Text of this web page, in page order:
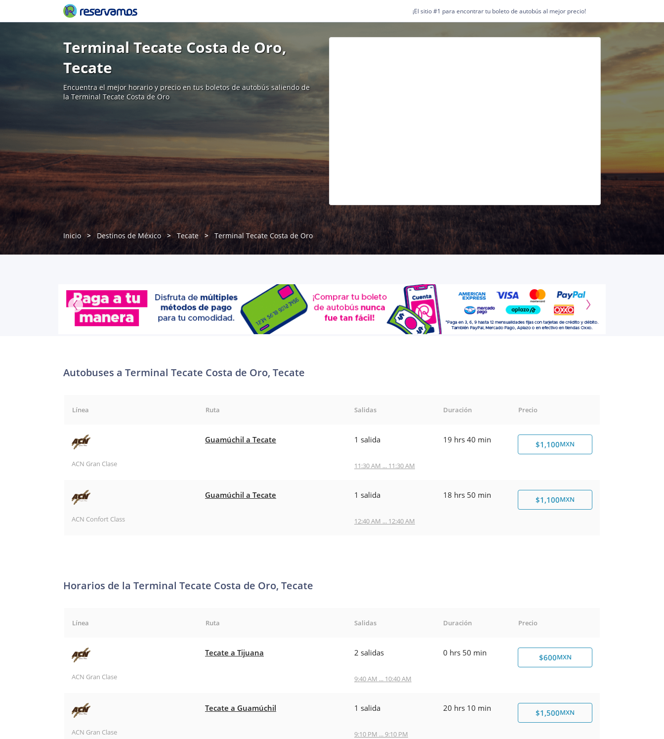
¡El sitio #1 para encontrar tu boleto de autobús al mejor precio!
Terminal Tecate Costa de Oro,
Tecate
Encuentra el mejor horario y precio en tus boletos de autobús saliendo de
la Terminal Tecate Costa de Oro
Inicio Destinos de México Tecate Terminal Tecate Costa de Oro
Autobuses a Terminal Tecate Costa de Oro, Tecate
Línea Ruta Salidas Duración Precio
ACN Gran Clase
Guamúchil a Tecate 1 salida
11:30 AM ... 11:30 AM
19 hrs 40 min $1,100MXN
ACN Confort Class
Guamúchil a Tecate 1 salida
12:40 AM ... 12:40 AM
18 hrs 50 min $1,100MXN
Horarios de la Terminal Tecate Costa de Oro, Tecate
Línea Ruta Salidas Duración Precio
ACN Gran Clase
Tecate a Tijuana 2 salidas
9:40 AM ... 10:40 AM
0 hrs 50 min $600MXN
ACN Gran Clase
Tecate a Guamúchil 1 salida
9:10 PM ... 9:10 PM
20 hrs 10 min $1,500MXN